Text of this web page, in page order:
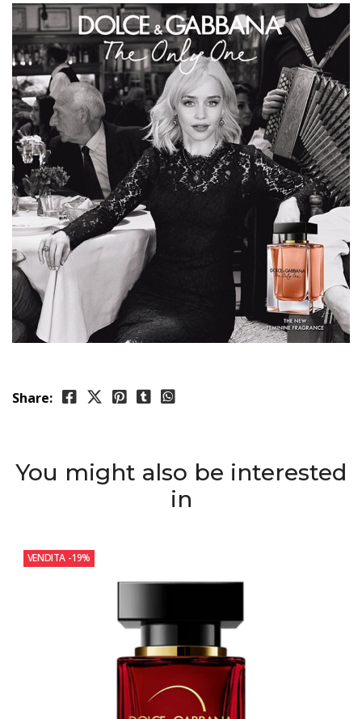
Share:
You might also be interested
in
VENDITA -19%